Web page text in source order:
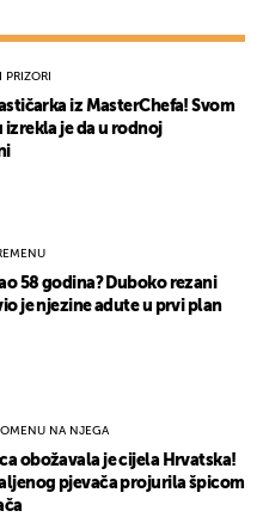
PRIZORI
iz MasterChefa! Svom
je da u rodnoj
58 godina? Duboko rezani
je njezine adute u prvi plan
NA NJEGA
obožavala je cijela Hrvatska!
pjevača projurila špicom